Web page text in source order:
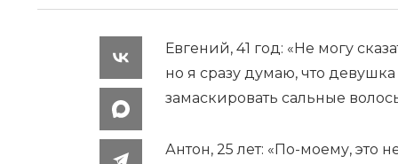
Евгений, 41 год: «Не могу
но я сразу думаю, что
замаскировать сальные
Антон, 25 лет: «По-моему, это